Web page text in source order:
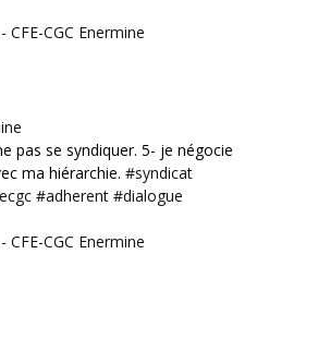
CGC Enermine
pas se syndiquer. 5- je négocie
ma hiérarchie. #syndicat
#adherent #dialogue
CGC Enermine